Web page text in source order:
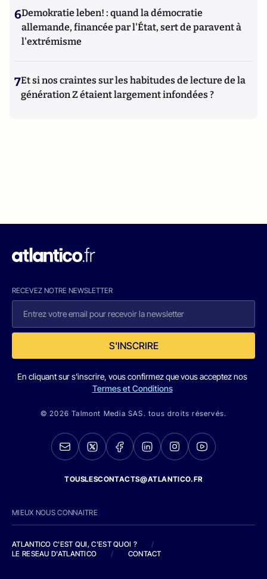
6Demokratie leben! : quand la démocratie
allemande, financée par l'État, sert de paravent à
l'extrémisme
7Et si nos craintes sur les habitudes de lecture de la
génération Z étaient largement infondées ?
RECEVEZ NOTRE NEWSLETTER
S'INSCRIRE
En cliquant sur s'inscrire, vous confirmez que vous acceptez nos
Termes et Conditions
© 2026 Talmont Media SAS. tous droits réservés.
TOUSLESCONTACTS@ATLANTICO.FR
MIEUX NOUS CONNAITRE
ATLANTICO C'EST QUI, C'EST QUOI ?
/
LE RESEAU D'ATLANTICO
/ CONTACT